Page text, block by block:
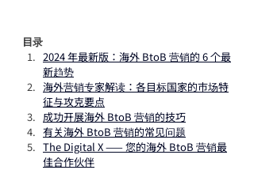
目录
2024 年最新版：海外 BtoB 营销的 6 个最
新趋势
海外营销专家解读：各目标国家的市场特
征与攻克要点
成功开展海外 BtoB 营销的技巧
有关海外 BtoB 营销的常见问题
The Digital X —— 您的海外 BtoB 营销最
佳合作伙伴